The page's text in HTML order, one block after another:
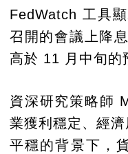
FedWatch 工具
召開的會議上降
高於 11 月中旬的
資深研究策略師
業獲利穩定、經
平穩的背景下，